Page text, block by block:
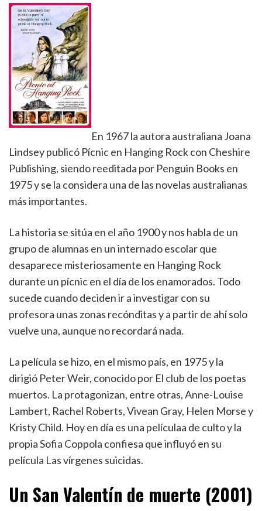
En 1967 la autora australiana Joana
Lindsey publicó Pícnic en Hanging Rock con Cheshire
Publishing, siendo reeditada por Penguin Books en
1975 y se la considera una de las novelas australianas
más importantes.
La historia se sitúa en el año 1900 y nos habla de un
grupo de alumnas en un internado escolar que
desaparece misteriosamente en Hanging Rock
durante un pícnic en el día de los enamorados. Todo
sucede cuando deciden ir a investigar con su
profesora unas zonas recónditas y a partir de ahí solo
vuelve una, aunque no recordará nada.
La película se hizo, en el mismo país, en 1975 y la
dirigió Peter Weir, conocido por El club de los poetas
muertos. La protagonizan, entre otras, Anne-Louise
Lambert, Rachel Roberts, Vivean Gray, Helen Morse y
Kristy Child. Hoy en día es una películaa de culto y la
propia Sofia Coppola confiesa que influyó en su
película Las vírgenes suicidas.
Un San Valentín de muerte (2001)